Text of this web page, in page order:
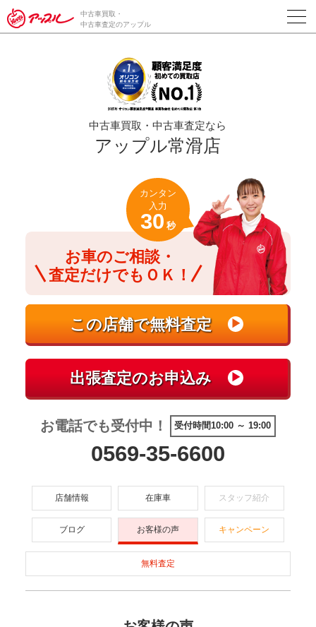
/*ABテスト_新規査定フォームの為のCVボタン*/
中古車買取・
中古車査定のアップル
中古車買取・中古車査定なら
アップル常滑店
お車のご相談・
査定だけでもＯＫ！
カンタン
入力
30 秒
お電話でも受付中！ 受付時間10:00 ～ 19:00
0569-35-6600
店舗情報 在庫車 スタッフ紹介
ブログ お客様の声 キャンペーン
無料査定